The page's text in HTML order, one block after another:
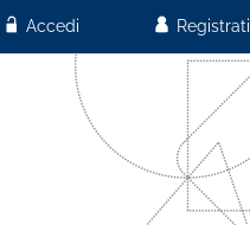
Registrati
Accedi